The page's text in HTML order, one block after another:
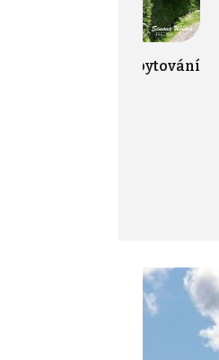
nemovitosti pro ubytování